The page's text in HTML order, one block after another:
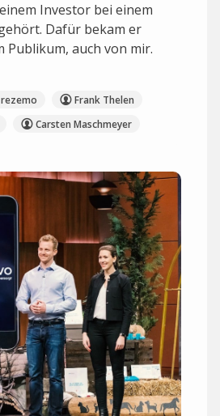
Investor bei einem
Dafür bekam er
Publikum, auch von mir.
rezemo
Frank Thelen
Carsten Maschmeyer